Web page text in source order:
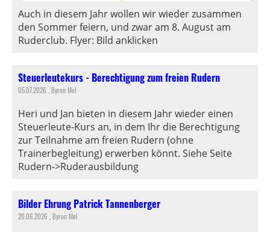
Auch in diesem Jahr wollen wir wieder zusammen
den Sommer feiern, und zwar am 8. August am
Ruderclub. Flyer: Bild anklicken
Steuerleutekurs - Berechtigung zum freien Rudern
05.07.2026 , Byron Mel
Heri und Jan bieten in diesem Jahr wieder einen
Steuerleute-Kurs an, in dem Ihr die Berechtigung
zur Teilnahme am freien Rudern (ohne
Trainerbegleitung) erwerben könnt. Siehe Seite
Rudern->Ruderausbildung
Bilder Ehrung Patrick Tannenberger
20.06.2026 , Byron Mel